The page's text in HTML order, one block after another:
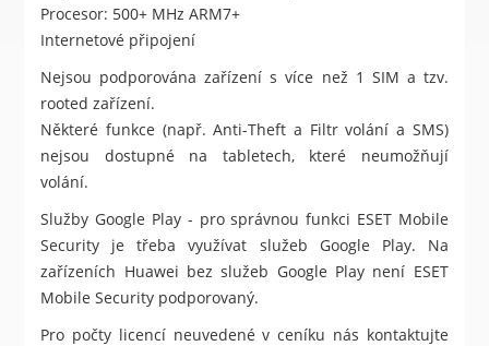
Procesor: 500+ MHz ARM7+
Internetové připojení
Nejsou podporována zařízení s více než 1 SIM a tzv.
rooted zařízení.
Některé funkce (např. Anti-Theft a Filtr volání a SMS)
nejsou dostupné na tabletech, které neumožňují
volání.
Služby Google Play - pro správnou funkci ESET Mobile
Security je třeba využívat služeb Google Play. Na
zařízeních Huawei bez služeb Google Play není ESET
Mobile Security podporovaný.
Pro počty licencí neuvedené v ceníku nás kontaktujte